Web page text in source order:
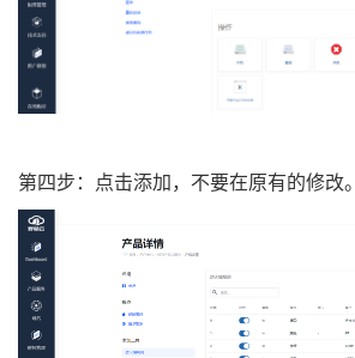
第四步：点击添加，不要在原有的修改。